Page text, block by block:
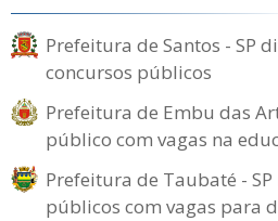
Prefeitura de Santos - SP
concursos públicos
Prefeitura de Embu das
público com vagas na
Prefeitura de Taubaté -
públicos com vagas para